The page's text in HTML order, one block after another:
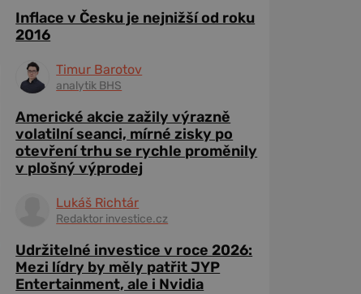
Inflace v Česku je nejnižší od roku
2016
Timur Barotov
analytik BHS
Americké akcie zažily výrazně
volatilní seanci, mírné zisky po
otevření trhu se rychle proměnily
v plošný výprodej
Lukáš Richtár
Redaktor investice.cz
Udržitelné investice v roce 2026:
Mezi lídry by měly patřit JYP
Entertainment, ale i Nvidia